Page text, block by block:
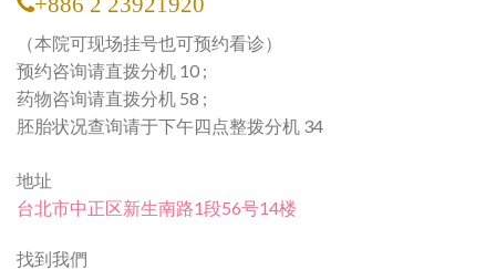
（本院可现场挂号也可预约看诊）
预约咨询请直拨分机 10 ;
药物咨询请直拨分机 58 ;
胚胎状况查询请于下午四点整拨分机 34
地址
台北市中正区新生南路1段56号14楼
找到我們